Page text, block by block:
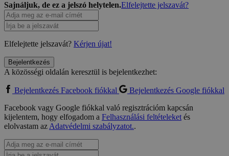
Sajnáljuk, de ez a jelszó helytelen.Elfelejtette jelszavát?
Elfelejtette jelszavát? Kérjen újat!
Bejelentkezés
A közösségi oldalán keresztül is bejelentkezhet:
Bejelentkezés Facebook fiókkal
Bejelentkezés Google fiókkal
Facebook vagy Google fiókkal való regisztrációm kapcsán
kijelentem, hogy elfogadom a Felhasználási feltételeketés
elolvastam azAdatvédelmi szabályzatot..